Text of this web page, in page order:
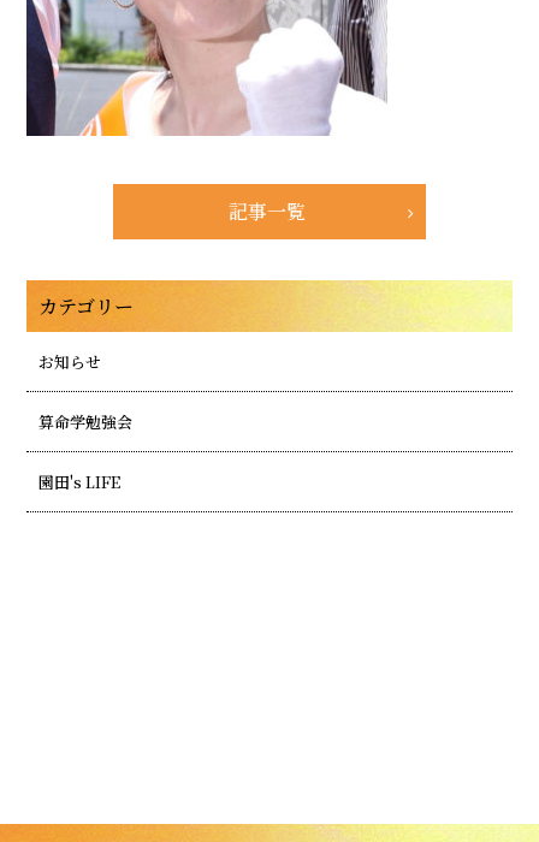
記事一覧
カテゴリー
お知らせ
算命学勉強会
園田's LIFE